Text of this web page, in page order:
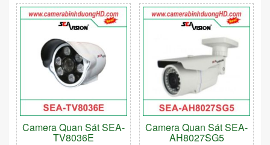
Camera Quan Sát SEA-
TV8036E
Camera Quan Sát SEA-
AH8027SG5